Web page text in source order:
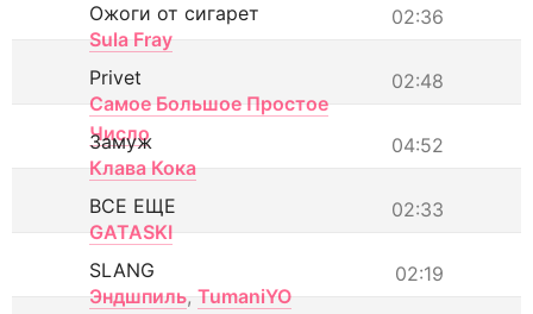
02:36
Ожоги от сигарет
Sula Fray
02:48
Privet
Самое Большое Простое
Число
04:52
Замуж
Клава Кока
02:33
ВСЕ ЕЩЕ
GATASKI
02:19
SLANG
Эндшпиль, TumaniYO